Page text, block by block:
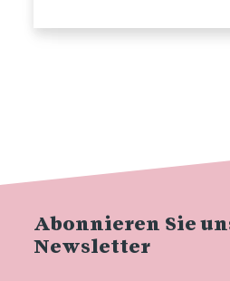
Abonnieren Sie
Newsletter